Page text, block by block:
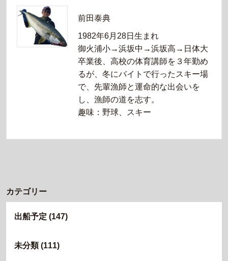
前田泰典
1982年6月28日生まれ
御火浦小→浜坂中→浜坂高→日体大
卒業後、高校の体育講師を３年勤め
るが、冬にバイトで行ったスキー場
で、先輩漁師と運命的な出会いを
し、漁師の道を志す。
趣味：野球、スキー
カテゴリー
出船予定 (147)
未分類(111)